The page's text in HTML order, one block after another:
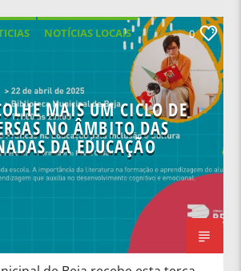
NOTÍCIAS LOCAIS
0
MAIS UM CICLO DE
NO ÂMBITO DAS
DA EDUCAÇÃO